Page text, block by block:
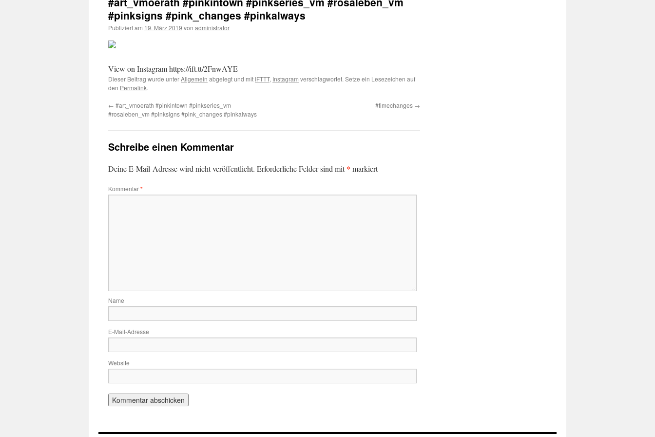
#pinksigns #pink_changes #pinkalways
Publiziert am 19. März 2019 von administrator
View on Instagram https://ift.tt/2FnwAYE
Dieser Beitrag wurde unterAllgemein abgelegt und mit IFTTT, Instagram verschlagwortet. Setze ein Lesezeichen auf
den Permalink.
← #art_vmoerath #pinkintown #pinkseries_vm
#rosaleben_vm #pinksigns #pink_changes #pinkalways
#timechanges →
Schreibe einen Kommentar
Deine E-Mail-Adresse wird nicht veröffentlicht. Erforderliche Felder sind mit* markiert
Kommentar*
Name
E-Mail-Adresse
Website